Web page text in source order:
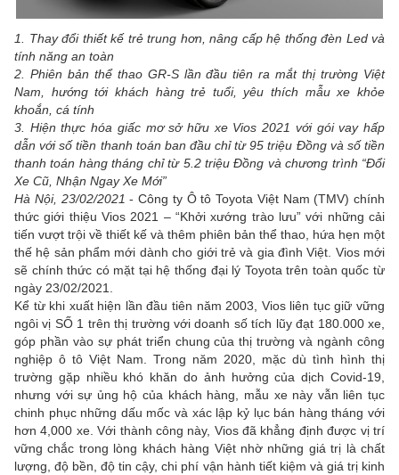
1. Thay đổi thiết kế trẻ trung hơn, nâng cấp hệ thống đèn Led và
tính năng an toàn
2. Phiên bản thể thao GR-S lần đầu tiên ra mắt thị trường Việt
Nam, hướng tới khách hàng trẻ tuổi, yêu thích mẫu xe khỏe
khoắn, cá tính
3. Hiện thực hóa giấc mơ sở hữu xe Vios 2021 với gói vay hấp
dẫn với số tiền thanh toán ban đầu chỉ từ 95 triệu Đồng và số tiền
thanh toán hàng tháng chỉ từ 5.2 triệu Đồng và chương trình “Đổi
Xe Cũ, Nhận Ngay Xe Mới”
Hà Nội, 23/02/2021 - Công ty Ô tô Toyota Việt Nam (TMV) chính
thức giới thiệu Vios 2021 – “Khởi xướng trào lưu” với những cải
tiến vượt trội về thiết kế và thêm phiên bản thể thao, hứa hẹn một
thế hệ sản phẩm mới dành cho giới trẻ và gia đình Việt. Vios mới
sẽ chính thức có mặt tại hệ thống đại lý Toyota trên toàn quốc từ
ngày 23/02/2021.
Kể từ khi xuất hiện lần đầu tiên năm 2003, Vios liên tục giữ vững
ngôi vị SỐ 1 trên thị trường với doanh số tích lũy đạt 180.000 xe,
góp phần vào sự phát triển chung của thị trường và ngành công
nghiệp ô tô Việt Nam. Trong năm 2020, mặc dù tình hình thị
trường gặp nhiều khó khăn do ảnh hưởng của dịch Covid-19,
nhưng với sự ủng hộ của khách hàng, mẫu xe này vẫn liên tục
chinh phục những dấu mốc và xác lập kỷ lục bán hàng tháng với
hơn 4,000 xe. Với thành công này, Vios đã khẳng định được vị trí
vững chắc trong lòng khách hàng Việt nhờ những giá trị là chất
lượng, độ bền, độ tin cậy, chi phí vận hành tiết kiệm và giá trị kinh